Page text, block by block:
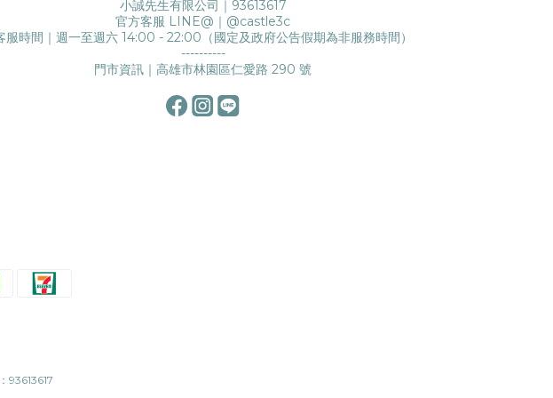
小誠先生有限公司｜93613617
官方客服 LINE@｜ @castle3c
服時間｜週一至週六 14:00 - 22:00（國定及政府公告假期為非服務時間）
----------
門市資訊｜高雄市林園區仁愛路 290 號
93613617